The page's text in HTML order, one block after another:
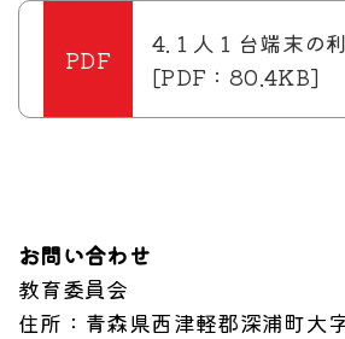
4.１人１台端末の
[PDF：80.4KB]
お問い合わせ
教育委員会
住所 ：青森県西津軽郡深浦町大